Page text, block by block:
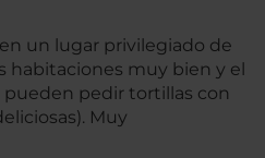
un lugar privilegiado de
habitaciones muy bien y el
pedir tortillas con
Muy